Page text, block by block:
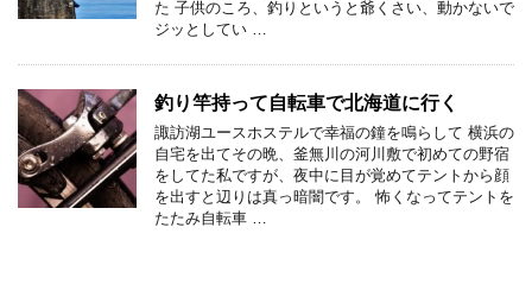
た 子供のころ、釣りというと爺くさい、動かないで
ジッとしてい …
釣り竿持って自転車で北海道に行く
諏訪湖ユースホステルで幸福の鐘を鳴らして 横浜の
自宅を出てその晩、釜無川の河川敷で初めての野宿
をしてた私ですが、夜中に目が覚めてテントから顔
を出すと辺りは真っ暗闇です。 怖くなってテントを
たたみ自転車 …